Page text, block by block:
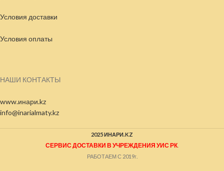
Условия доставки
Условия оплаты
НАШИ КОНТАКТЫ
www.инари.kz
info@inarialmaty.kz
2025 ИНАРИ.KZ
СЕРВИС ДОСТАВКИ В УЧРЕЖДЕНИЯ УИС РК
РАБОТАЕМ С 2019г.